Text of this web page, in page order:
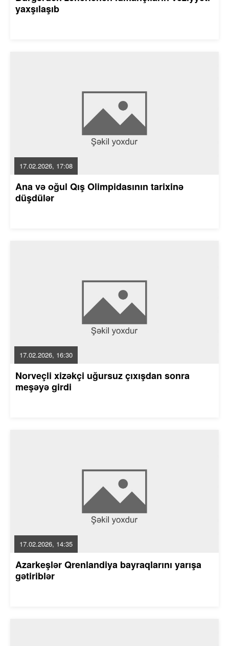
yaxşılaşıb
17.02.2026, 17:08
Ana və oğul Qış Olimpidasının tarixinə
düşdülər
17.02.2026, 16:30
Norveçli xizəkçi uğursuz çıxışdan sonra
meşəyə girdi
17.02.2026, 14:35
Azarkeşlər Qrenlandiya bayraqlarını yarışa
gətiriblər